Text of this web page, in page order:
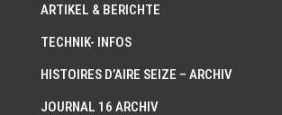
ARTIKEL & BERICHTE
TECHNIK- INFOS
HISTOIRES D’AIRE SEIZE – ARCHIV
JOURNAL 16 ARCHIV